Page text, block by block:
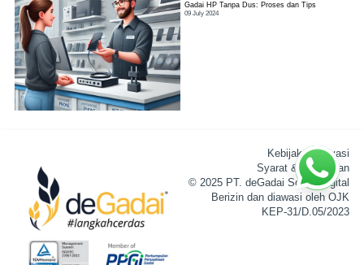
Gadai HP Tanpa Dus: Proses dan Tips
09 July 2024
Kebijakan Privasi
Syarat & Ketentuan
© 2025 PT. deGadai Solusi Digital
Berizin dan diawasi oleh OJK
KEP-31/D.05/2023